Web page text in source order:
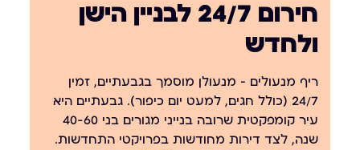
חירום 24/7 לבניין הישן
ולחדש
ריף מנעולים — מנעולן מוסמך בגבעתיים, זמין
24/7 (כולל חגים, למעט יום כיפור). גבעתיים היא
עיר קומפקטית שרובה בנייני מגורים בני 40-60
שנה, לצד דירות מחודשות בפרויקטי התחדשות.